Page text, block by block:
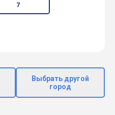
7
Выбрать другой
город